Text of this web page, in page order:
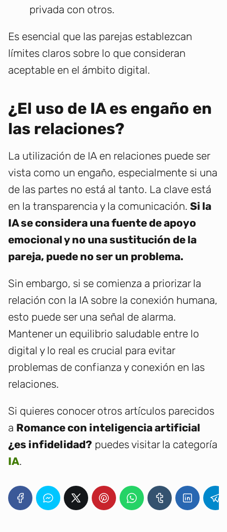
privada con otros.
Es esencial que las parejas establezcan
límites claros sobre lo que consideran
aceptable en el ámbito digital.
¿El uso de IA es engaño en
las relaciones?
La utilización de IA en relaciones puede ser
vista como un engaño, especialmente si una
de las partes no está al tanto. La clave está
en la transparencia y la comunicación. Si la
IA se considera una fuente de apoyo
emocional y no una sustitución de la
pareja, puede no ser un problema.
Sin embargo, si se comienza a priorizar la
relación con la IA sobre la conexión humana,
esto puede ser una señal de alarma.
Mantener un equilibrio saludable entre lo
digital y lo real es crucial para evitar
problemas de confianza y conexión en las
relaciones.
Si quieres conocer otros artículos parecidos
a Romance con inteligencia artificial
¿es infidelidad? puedes visitar la categoría
IA.